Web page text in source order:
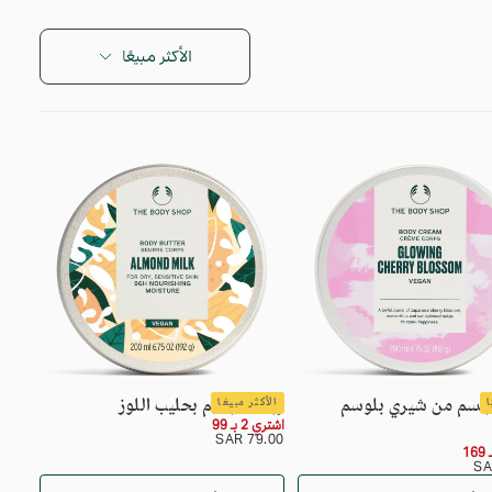
الأكثر مبيعًا
من شيري بلوسم
زبدة الجسم بحليب اللوز
الأكثر مبيعًا
اشتري 2 بـ 99
79.00
السعر
79.00 SAR